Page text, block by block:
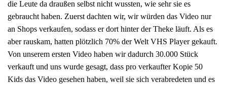
die Leute da draußen selbst nicht wussten, wie sehr sie es
gebraucht haben. Zuerst dachten wir, wir würden das Video nur
an Shops verkaufen, sodass er dort hinter der Theke läuft. Als es
aber rauskam, hatten plötzlich 70% der Welt VHS Player gekauft.
Von unserem ersten Video haben wir dadurch 30.000 Stück
verkauft und uns wurde gesagt, dass pro verkaufter Kopie 50
Kids das Video gesehen haben, weil sie sich verabredeten und es